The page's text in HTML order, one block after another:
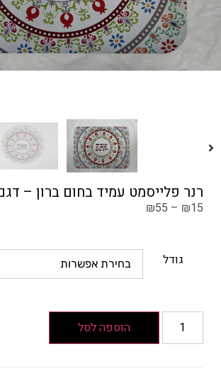
רנר פלייסמט עמיד בחום ברון – דגם
₪15
–
₪55
גודל
הוספה לסל